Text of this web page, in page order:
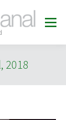
2018